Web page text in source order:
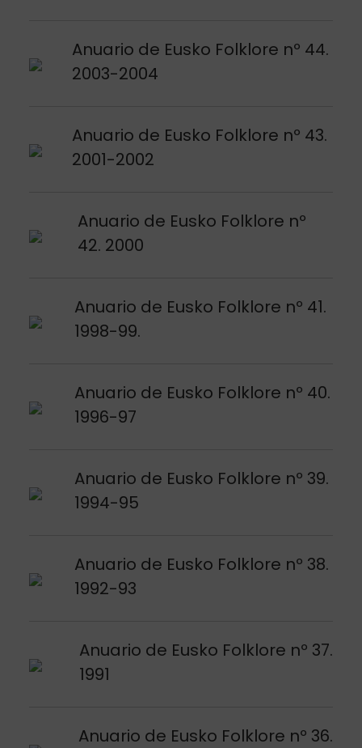
Anuario de Eusko Folklore nº 44.
2003-2004
Argitalpena ikusi
Anuario de Eusko Folklore nº 43.
2001-2002
Argitalpena ikusi
Anuario de Eusko Folklore nº
42. 2000
Argitalpena ikusi
Anuario de Eusko Folklore nº 41.
1998-99.
Argitalpena ikusi
Anuario de Eusko Folklore nº 40.
1996-97
Argitalpena ikusi
Anuario de Eusko Folklore nº 39.
1994-95
Argitalpena ikusi
Anuario de Eusko Folklore nº 38.
1992-93
Argitalpena ikusi
Anuario de Eusko Folklore nº 37.
1991
Argitalpena ikusi
Anuario de Eusko Folklore nº 36.
Argitalpena ikusi